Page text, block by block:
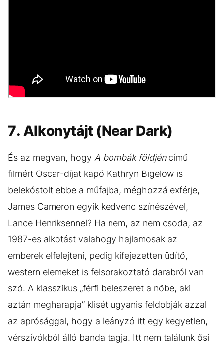
7. Alkonytájt (Near Dark)
És az megvan, hogy A bombák földjéncímű
filmért Oscar-díjat kapó Kathryn Bigelow is
belekóstolt ebbe a műfajba, méghozzá exférje,
James Cameron egyik kedvenc színészével,
Lance Henriksennel? Ha nem, az nem csoda, az
1987-es alkotást valahogy hajlamosak az
emberek elfelejteni, pedig kifejezetten üdítő,
western elemeket is felsorakoztató darabról van
szó. A klasszikus „férfi beleszeret a nőbe, aki
aztán megharapja” klisét ugyanis feldobják azzal
az aprósággal, hogy a leányzó itt egy kegyetlen,
vérszívókból álló banda tagja. Itt nem találunk ősi